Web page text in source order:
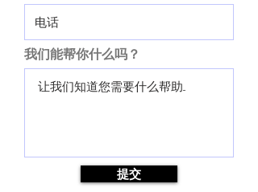
我们能帮你什么吗？
提交